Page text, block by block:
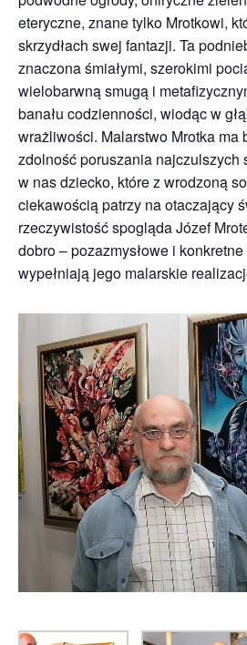
eteryczne, znane tylko Mrotkowi,
skrzydłach swej fantazji. Ta
znaczona śmiałymi, szerokimi
wielobarwną smugą i
banału codzienności, wiodąc w
wrażliwości. Malarstwo Mrotka ma
zdolność poruszania najczulszych
w nas dziecko, które z wrodzoną
ciekawością patrzy na otaczający
rzeczywistość spogląda Józef
dobro – pozazmysłowe i
wypełniają jego malarskie